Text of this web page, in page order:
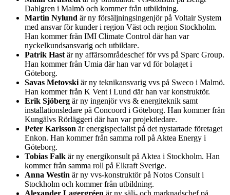
Dahlgren i Malmö och kommer från utbildning.
Martin Nylund är ny försäljningsingenjör på Voltair System
med ansvar för kunder i region Väst och region Stockholm.
Han kommer från IMI Climate Control där han var
nyckelkundsansvarig och utbildare.
Patrik Hast är ny affärsområdeschef för vvs på Sparc Group.
Han kommer från Umia där han var vd för bolaget i
Göteborg.
Savas Metovski är ny teknikansvarig vvs på Sweco i Malmö.
Han kommer från K Vent i Lund där han var konstruktör.
Erik Sjöberg är ny ingenjör vvs & energiteknik samt
installationsledare på Concoord i Göteborg. Han kommer från
Kungälvs Rörläggeri där han var projektledare.
Peter Karlsson är energispecialist på det nystartade företaget
Enkon. Han kommer från samma roll på Aktea Energy i
Göteborg.
Tobias Falk är ny energikonsult på Aktea i Stockholm. Han
kommer från samma roll på Elkraft Sverige.
Anna Westin är ny vvs-konstruktör på Notos Consult i
Stockholm och kommer från utbildning.
Alexander Lagergréen är ny sälj- och marknadschef på